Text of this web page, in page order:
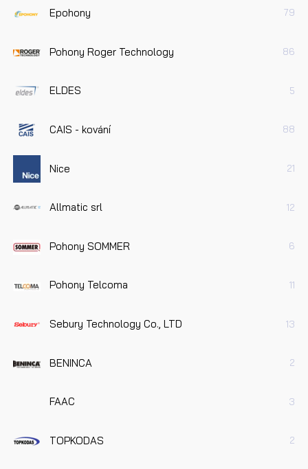
Epohony 79
Pohony Roger Technology 86
ELDES 5
CAIS - kování 88
Nice 21
Allmatic srl 12
Pohony SOMMER 6
Pohony Telcoma 11
Sebury Technology Co., LTD 13
BENINCA 2
FAAC 3
TOPKODAS 2